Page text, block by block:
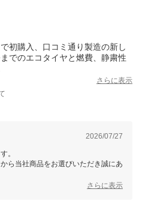
初購入、口コミ通り製造の新し
でのエコタイヤと燃費、静粛性
さらに表示
2026/07/27
。
ら当社商品をお選びいただき誠にあ
対応・サービスをスタッフ一同努め
さらに表示